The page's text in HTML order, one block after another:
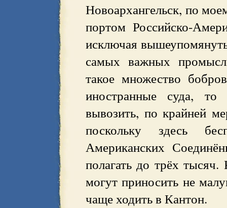
Новоархангельск, по
портом Российско-
исключая
самых важных
такое множество
иностранные суда,
вывозить, по крайней
поскольку здесь
Американских
полагать до трёх тысяч.
могут приносить не
чаще ходить в Кантон.